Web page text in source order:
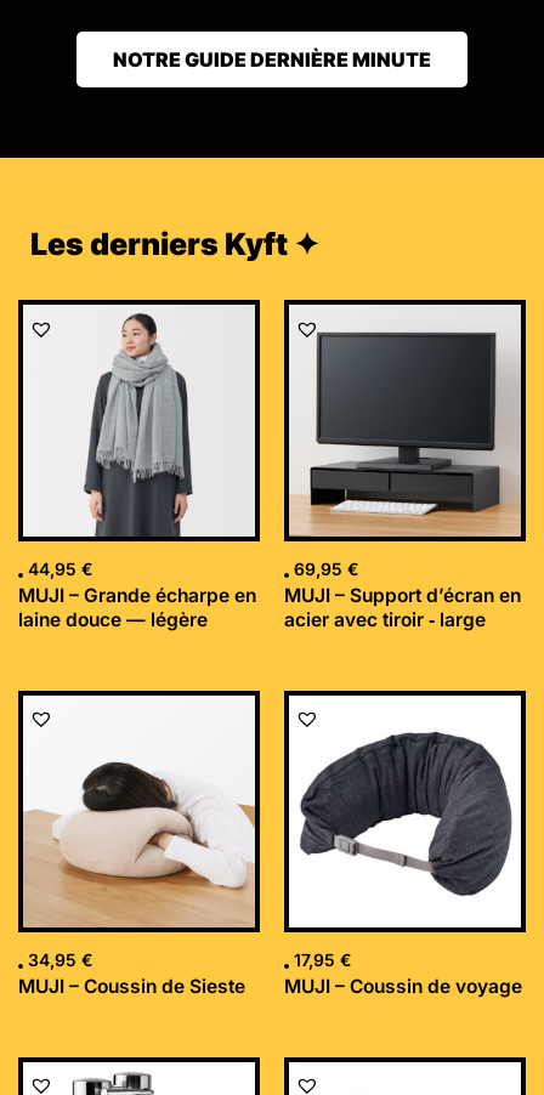
NOTRE GUIDE DERNIÈRE MINUTE
Les derniers Kyft ✦
44,95 €
MUJI – Grande écharpe en
laine douce — légère
69,95 €
MUJI – Support d’écran en
acier avec tiroir ‐ large
34,95 €
MUJI – Coussin de Sieste
17,95 €
MUJI – Coussin de voyage
Le
Le